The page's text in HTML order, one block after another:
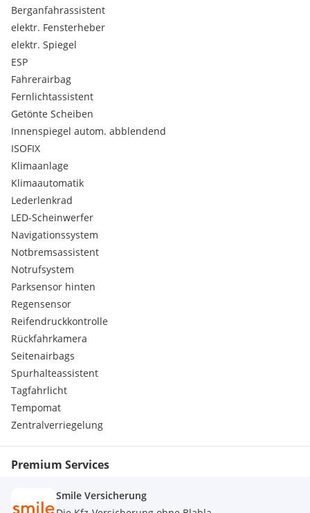
Berganfahrassistent
elektr. Fensterheber
elektr. Spiegel
ESP
Fahrerairbag
Fernlichtassistent
Getönte Scheiben
Innenspiegel autom. abblendend
ISOFIX
Klimaanlage
Klimaautomatik
Lederlenkrad
LED-Scheinwerfer
Navigationssystem
Notbremsassistent
Notrufsystem
Parksensor hinten
Regensensor
Reifendruckkontrolle
Rückfahrkamera
Seitenairbags
Spurhalteassistent
Tagfahrlicht
Tempomat
Zentralverriegelung
Premium Services
Smile Versicherung